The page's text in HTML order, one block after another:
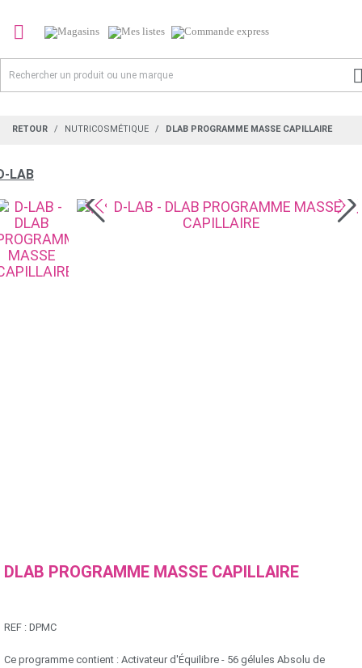

RETOUR NUTRICOSMÉTIQUE DLAB PROGRAMME MASSE CAPILLAIRE
LAB
DLAB PROGRAMME MASSE CAPILLAIRE
REF : DPMC
Ce programme contient : Activateur d'Équilibre - 56 gélules Absolu de